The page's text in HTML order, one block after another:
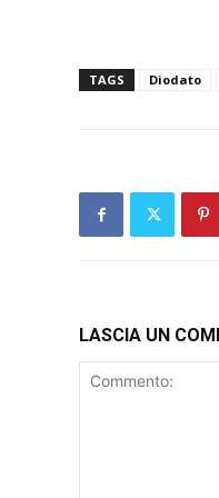
TAGS Diodato
LASCIA UN